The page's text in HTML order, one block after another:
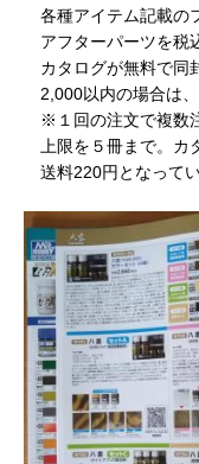
各種アイテム記載の
アフターパーツを税
カタログが無料で同
2,000以内の場合は、
※１回の注文で複数
上限を５冊まで。カ
送料220円となってい